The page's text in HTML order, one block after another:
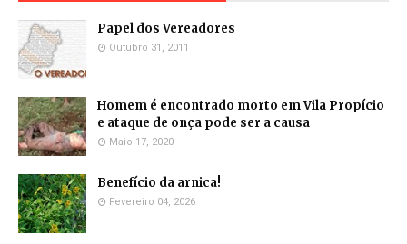
Papel dos Vereadores
Outubro 31, 2011
Homem é encontrado morto em Vila Propício
e ataque de onça pode ser a causa
Maio 17, 2020
Benefício da arnica!
Fevereiro 04, 2026